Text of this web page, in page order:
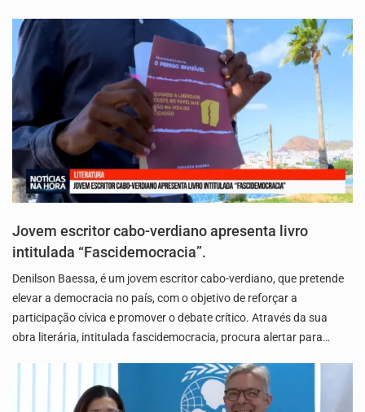
Jovem escritor cabo-verdiano apresenta livro
intitulada “Fascidemocracia”.
Denilson Baessa, é um jovem escritor cabo-verdiano, que pretende
elevar a democracia no país, com o objetivo de reforçar a
participação cívica e promover o debate crítico. Através da sua
obra literária, intitulada fascidemocracia, procura alertar para…